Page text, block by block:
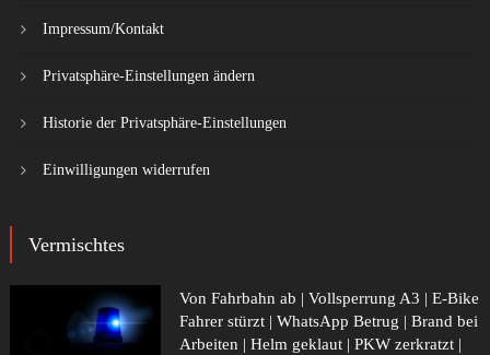
Impressum/Kontakt
Privatsphäre-Einstellungen ändern
Historie der Privatsphäre-Einstellungen
Einwilligungen widerrufen
Vermischtes
Von Fahrbahn ab | Vollsperrung A3 | E-Bike
Fahrer stürzt | WhatsApp Betrug | Brand bei
Arbeiten | Helm geklaut | PKW zerkratzt |